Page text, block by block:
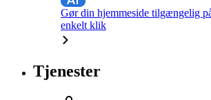
Gør din hjemmeside tilgængelig
enkelt klik
Tjenester